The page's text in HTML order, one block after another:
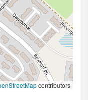
contributors